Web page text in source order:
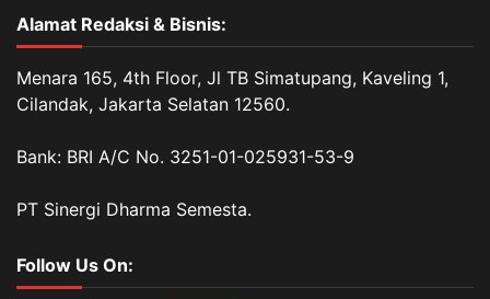
Alamat Redaksi & Bisnis:
Menara 165, 4th Floor, Jl TB Simatupang, Kaveling 1,
Cilandak, Jakarta Selatan 12560.
Bank: BRI A/C No. 3251-01-025931-53-9
PT Sinergi Dharma Semesta.
Follow Us On: